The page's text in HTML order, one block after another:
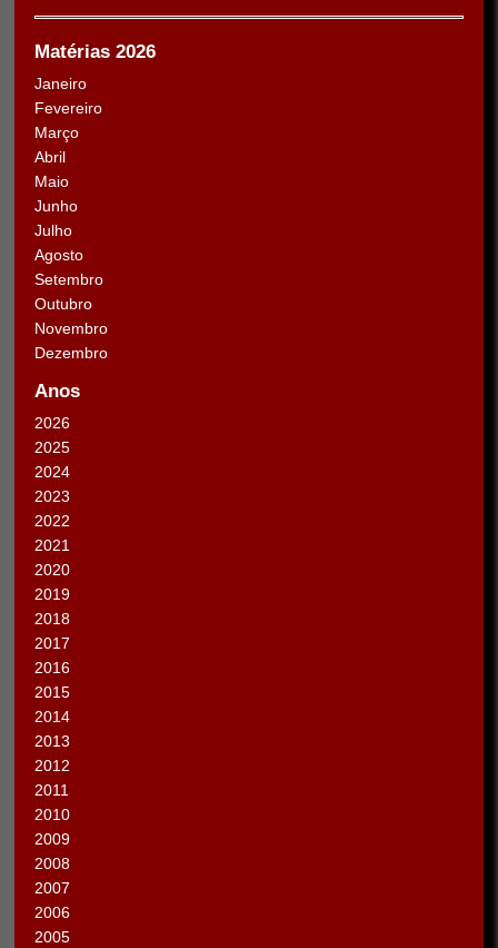
Matérias 2026
Janeiro
Fevereiro
Março
Abril
Maio
Junho
Julho
Agosto
Setembro
Outubro
Novembro
Dezembro
Anos
2026
2025
2024
2023
2022
2021
2020
2019
2018
2017
2016
2015
2014
2013
2012
2011
2010
2009
2008
2007
2006
2005